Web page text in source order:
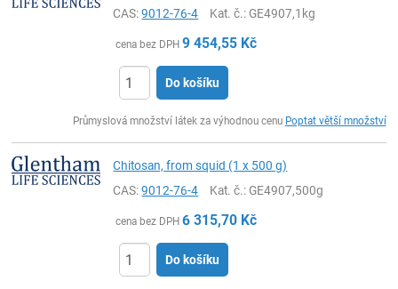
CAS:9012-76-4 Kat. č.: GE4907,1kg
cena bez DPH 9 454,55 Kč
Do košíku
Průmyslová množství látek za výhodnou cenu Poptat větší množství
Chitosan, from squid (1 x 500 g)
CAS:9012-76-4 Kat. č.: GE4907,500g
cena bez DPH 6 315,70 Kč
Do košíku